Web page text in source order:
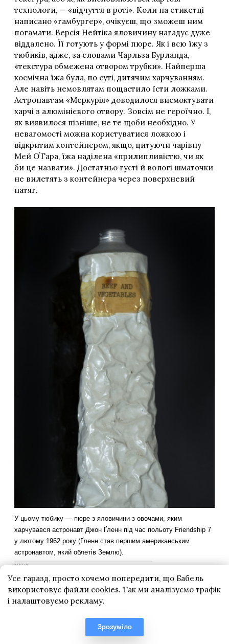
Усе гаразд, просто хочемо попередити, що Бабель
використовує файли cookies. Так ми аналізуємо трафік
і налаштовуємо рекламу.
Зрозуміло